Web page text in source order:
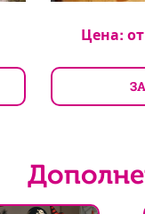
Цена: от